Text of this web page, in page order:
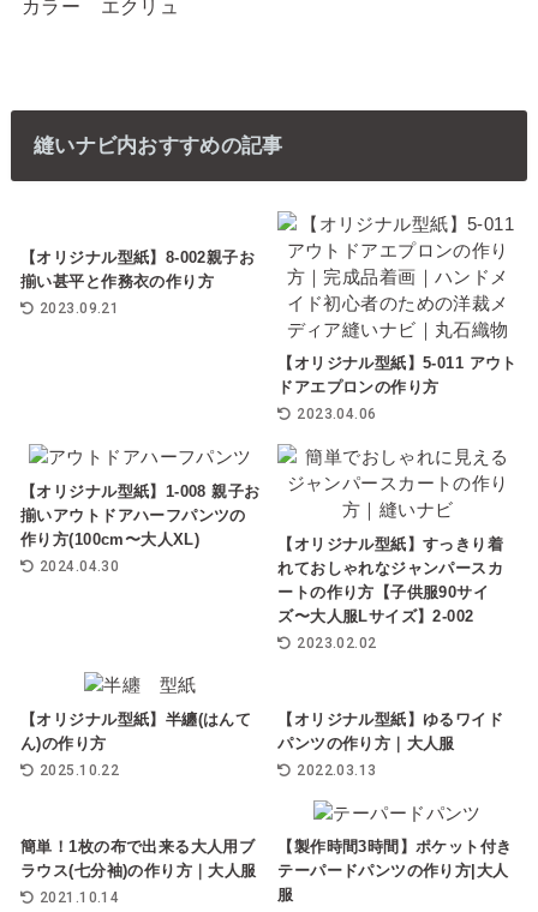
カラー エクリュ
縫いナビ内おすすめの記事
【オリジナル型紙】8-002親子お
揃い甚平と作務衣の作り方
2023.09.21
【オリジナル型紙】5-011 アウト
ドアエプロンの作り方
2023.04.06
【オリジナル型紙】1-008 親子お
揃いアウトドアハーフパンツの
作り方(100cm〜大人XL)
2024.04.30
【オリジナル型紙】すっきり着
れておしゃれなジャンパースカ
ートの作り方【子供服90サイ
ズ〜大人服Lサイズ】2-002
2023.02.02
【オリジナル型紙】半纏(はんて
ん)の作り方
2025.10.22
【オリジナル型紙】ゆるワイド
パンツの作り方｜大人服
2022.03.13
簡単！1枚の布で出来る大人用ブ
ラウス(七分袖)の作り方｜大人服
2021.10.14
【製作時間3時間】ポケット付き
テーパードパンツの作り方|大人
服